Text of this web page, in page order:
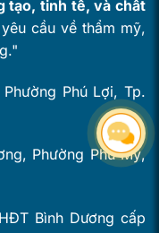
tạo, tinh tế, và chất
cầu về thẩm mỹ,
Phú Lợi, Tp.
Phường Phú Mỹ,
Bình Dương cấp